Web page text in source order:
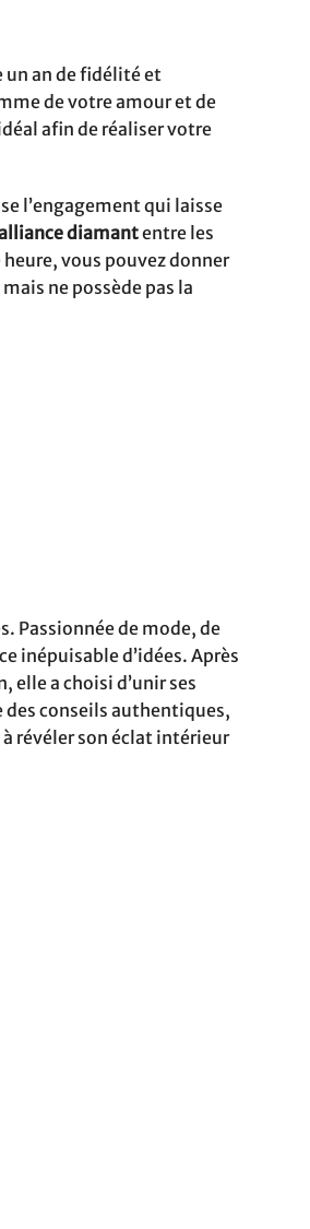
un an de fidélité et
de votre amour et de
afin de réaliser votre
l’engagement qui laisse
diamantentre les
heure, vous pouvez donner
ne possède pas la
Passionnée de mode, de
inépuisable d’idées. Après
elle a choisi d’unir ses
des conseils authentiques,
révéler son éclat intérieur